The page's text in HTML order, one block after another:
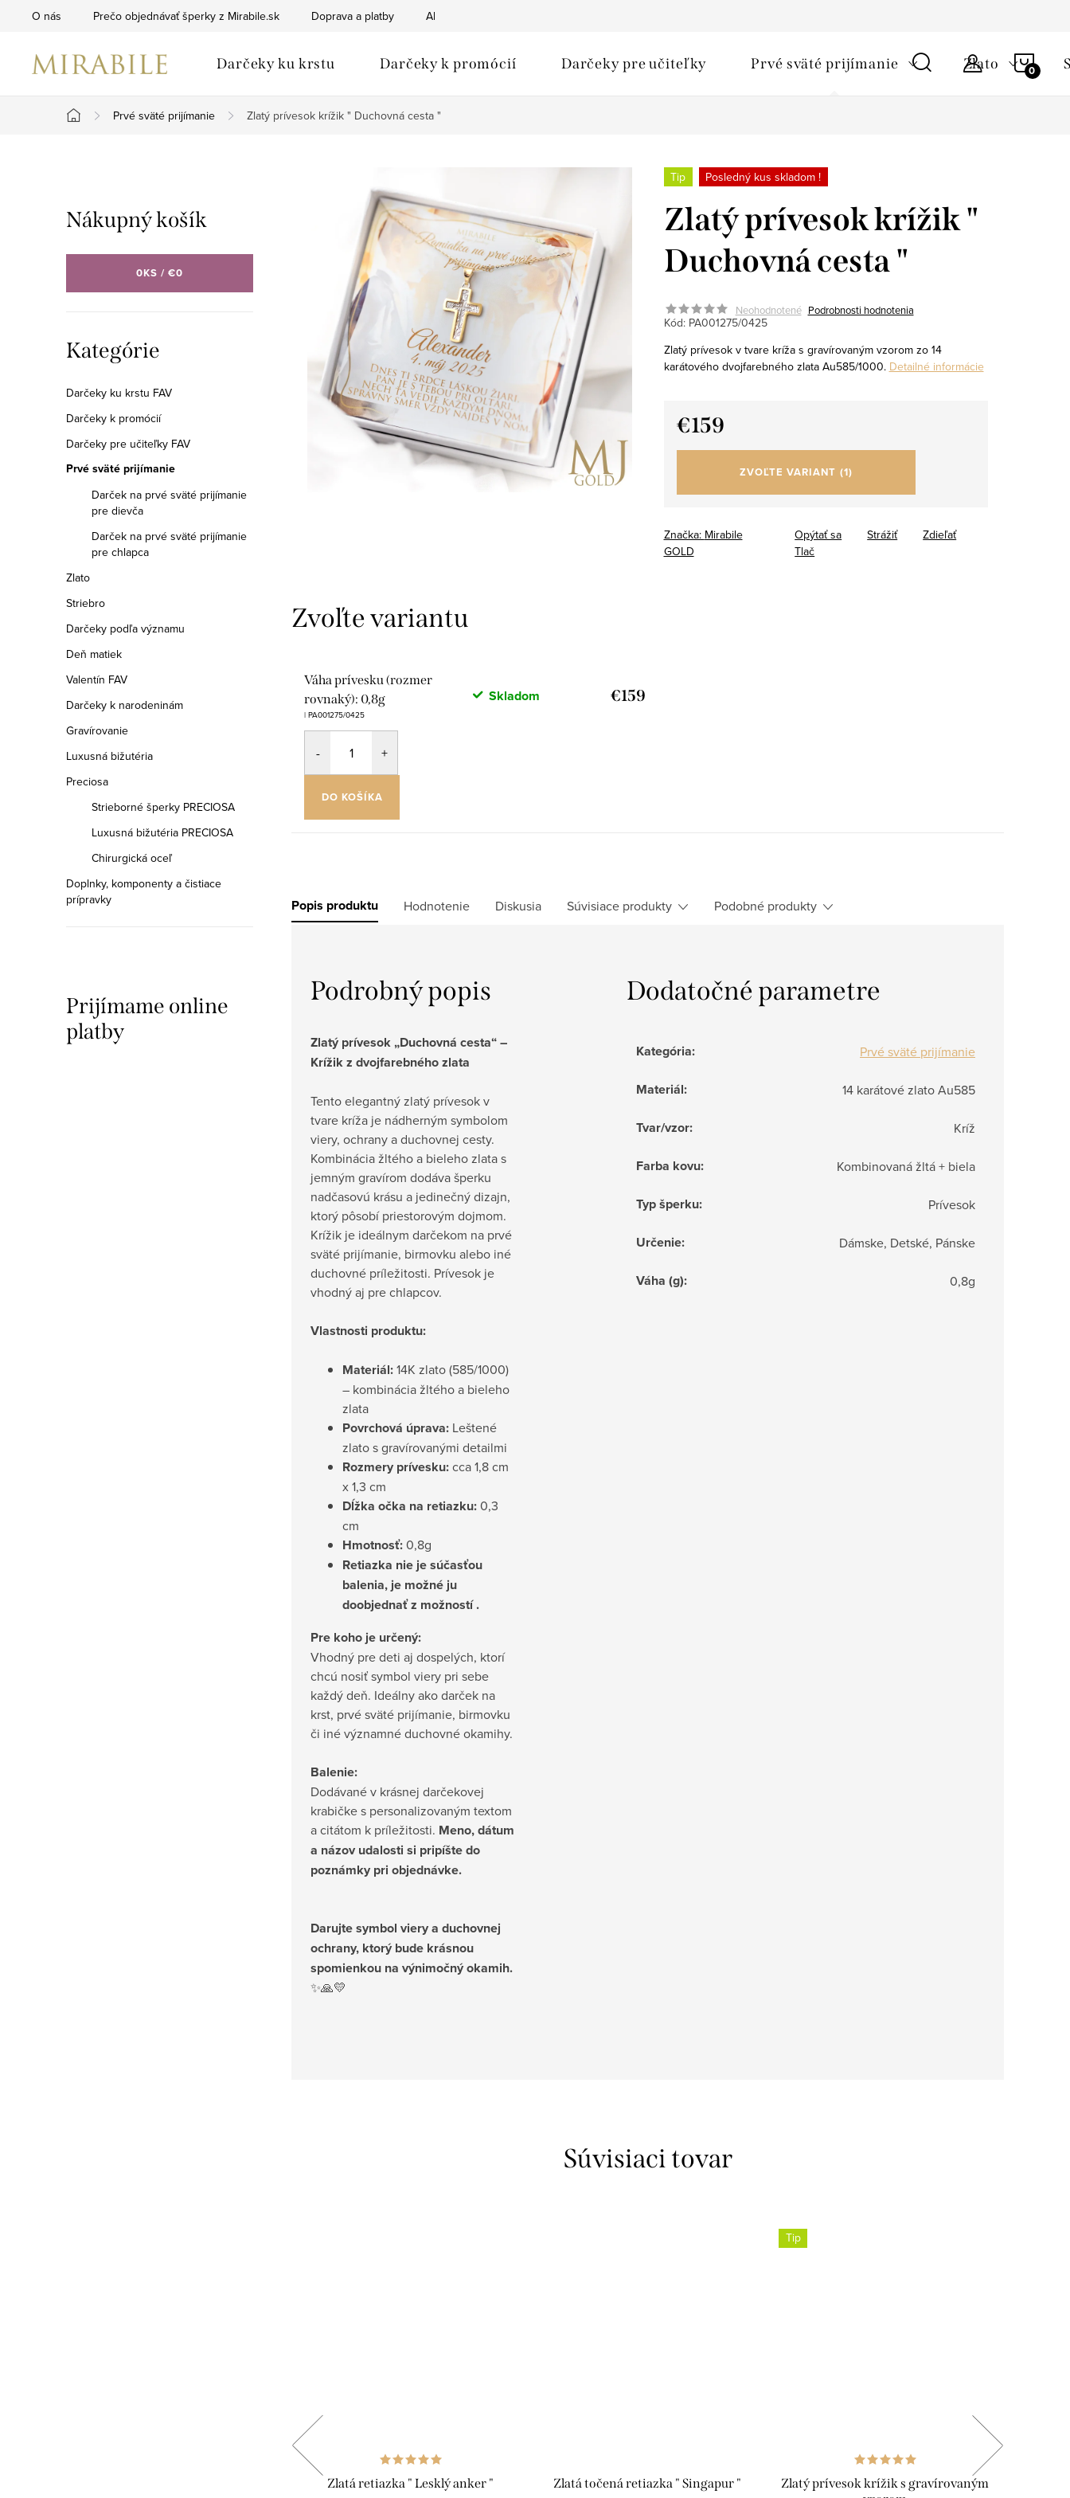
O nás Prečo objednávať šperky z Mirabile.sk Doprava a platby Ako nakupovať
Darčeky ku krstu Darčeky k promócií Darčeky pre učiteľky Prvé sväté prijímanie Zlato
Domov
Prvé sväté prijímanie Zlatý prívesok krížik " Duchovná cesta "
o
p
a
n
e
l
Nákupný košík
0KS / €0
Preskočiť
kategórie
Kategórie
Darčeky ku krstu FAV
Darčeky k promócií
Darčeky pre učiteľky FAV
Prvé sväté prijímanie
Darček na prvé sväté prijímanie
pre dievča
Darček na prvé sväté prijímanie
pre chlapca
Zlato
Striebro
Darčeky podľa významu
Deň matiek
Valentín FAV
Darčeky k narodeninám
Gravírovanie
Luxusná bižutéria
Preciosa
Strieborné šperky PRECIOSA
Luxusná bižutéria PRECIOSA
Chirurgická oceľ
Doplnky, komponenty a čistiace
prípravky
Prijímame online
platby
Tip Posledný kus skladom !
Zlatý prívesok krížik "
Duchovná cesta "
Neohodnotené Podrobnosti hodnotenia
Kód: PA001275/0425
Zlatý prívesok v tvare kríža s gravírovaným vzorom zo 14
karátového dvojfarebného zlata Au585/1000. Detailné informácie
€159
Jednotková
ZVOĽTE VARIANT (1)
Značka: Mirabile
GOLD
Tlač
Opýtať sa Strážiť Zdieľať
Váha prívesku (rozmer
rovnaký): 0,8g
| PA001275/0425
Skladom €159
DO KOŠÍKA
Popis produktu Hodnotenie Diskusia Súvisiace produkty Podobné produkty
Podrobný popis
Zlatý prívesok „Duchovná cesta“ –
Krížik z dvojfarebného zlata
Tento elegantný zlatý prívesok v
tvare kríža je nádherným symbolom
viery, ochrany a duchovnej cesty.
Kombinácia žltého a bieleho zlata s
jemným gravírom dodáva šperku
nadčasovú krásu a jedinečný dizajn,
ktorý pôsobí priestorovým dojmom.
Krížik je ideálnym darčekom na prvé
sväté prijímanie, birmovku alebo iné
duchovné príležitosti. Prívesok je
vhodný aj pre chlapcov.
Vlastnosti produktu:
Materiál:14K zlato (585/1000)
– kombinácia žltého a bieleho
zlata
Povrchová úprava: Leštené
zlato s gravírovanými detailmi
Rozmery prívesku:cca 1,8 cm
x 1,3 cm
Dĺžka očka na retiazku:0,3
cm
Hmotnosť:0,8g
Retiazka nie je súčasťou
balenia, je možné ju
doobjednať z možností .
Pre koho je určený:
Vhodný pre deti aj dospelých, ktorí
chcú nosiť symbol viery pri sebe
každý deň. Ideálny ako darček na
krst, prvé sväté prijímanie, birmovku
či iné významné duchovné okamihy.
Balenie:
Dodávané v krásnej darčekovej
krabičke s personalizovaným textom
a citátom k príležitosti. Meno, dátum
a názov udalosti si pripíšte do
poznámky pri objednávke.
Darujte symbol viery a duchovnej
ochrany, ktorý bude krásnou
spomienkou na výnimočný okamih.
✨🙏💛
Dodatočné parametre
Kategória: Prvé sväté prijímanie
Materiál: 14 karátové zlato Au585
Tvar/vzor: Kríž
Farba kovu: Kombinovaná žltá + biela
Typ šperku: Prívesok
Určenie: Dámske, Detské, Pánske
Váha (g): 0,8g
Súvisiaci tovar
Zlatá retiazka " Lesklý anker " Zlatá točená retiazka " Singapur "
Tip
Zlatý prívesok krížik s gravírovaným